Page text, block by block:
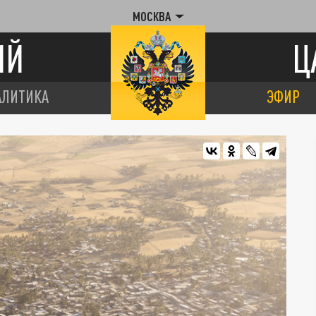
МОСКВА
ЭФИР